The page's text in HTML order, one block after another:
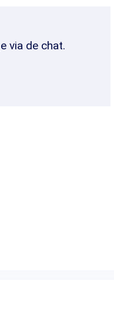
via de chat.